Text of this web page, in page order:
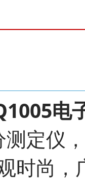
电
定仪
时尚